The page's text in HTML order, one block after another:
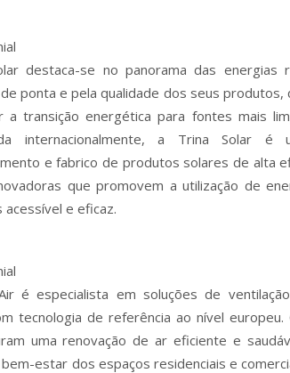
destaca-se no panorama das energias
ponta e pela qualidade dos seus produtos,
a transição energética para fontes mais
internacionalmente, a Trina Solar é
e fabrico de produtos solares de alta
que promovem a utilização de
acessível e eficaz.
é especialista em soluções de
tecnologia de referência ao nível europeu.
uma renovação de ar eficiente e
estar dos espaços residenciais e